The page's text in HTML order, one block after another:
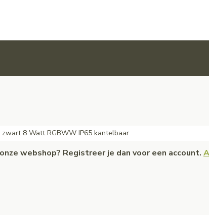
8 Watt RGBWW IP65 kantelbaar
webshop? Registreer je dan voor een account.